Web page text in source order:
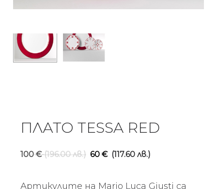
ПЛАТО TESSA RED
100€ (196.00 лв.) Original
was:
60 € (117.60 лв.)
е:
Артикулите на Mario Luca Giusti са